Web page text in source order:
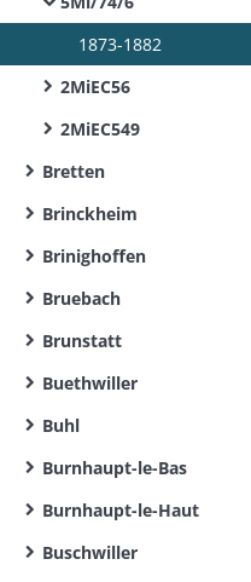
1873-1882
2MiEC56
2MiEC549
Bretten
Brinckheim
Brinighoffen
Bruebach
Brunstatt
Buethwiller
Buhl
Burnhaupt-le-Bas
Burnhaupt-le-Haut
Buschwiller